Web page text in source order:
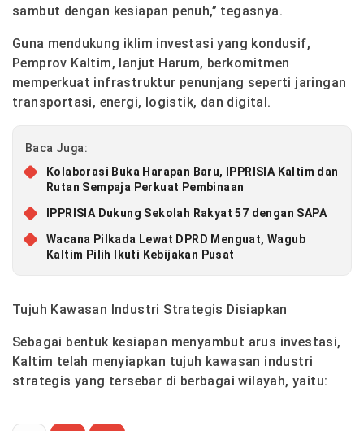
sambut dengan kesiapan penuh,” tegasnya.
Guna mendukung iklim investasi yang kondusif,
Pemprov Kaltim, lanjut Harum, berkomitmen
memperkuat infrastruktur penunjang seperti jaringan
transportasi, energi, logistik, dan digital.
Baca Juga:
Kolaborasi Buka Harapan Baru, IPPRISIA Kaltim dan
Rutan Sempaja Perkuat Pembinaan
IPPRISIA Dukung Sekolah Rakyat 57 dengan SAPA
Wacana Pilkada Lewat DPRD Menguat, Wagub
Kaltim Pilih Ikuti Kebijakan Pusat
Tujuh Kawasan Industri Strategis Disiapkan
Sebagai bentuk kesiapan menyambut arus investasi,
Kaltim telah menyiapkan tujuh kawasan industri
strategis yang tersebar di berbagai wilayah, yaitu: